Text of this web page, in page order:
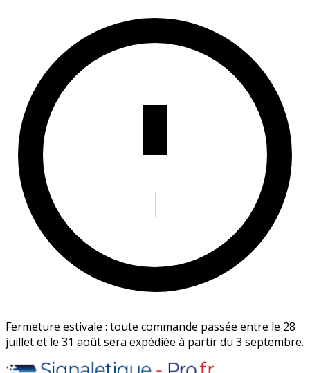
Fermeture estivale : toute commande passée entre le 28
juillet et le 31 août sera expédiée à partir du 3 septembre.